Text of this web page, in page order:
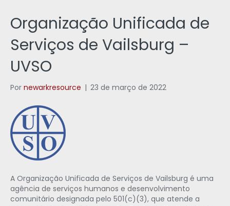
Organização Unificada de
Serviços de Vailsburg –
UVSO
Por newarkresource | 23 de março de 2022
A Organização Unificada de Serviços de Vailsburg é uma
agência de serviços humanos e desenvolvimento
comunitário designada pelo 501(c)(3), que atende a